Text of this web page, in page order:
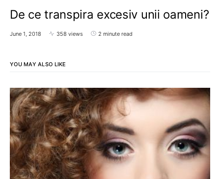
De ce transpira excesiv unii oameni?
June 1, 2018 358 views 2 minute read
YOU MAY ALSO LIKE